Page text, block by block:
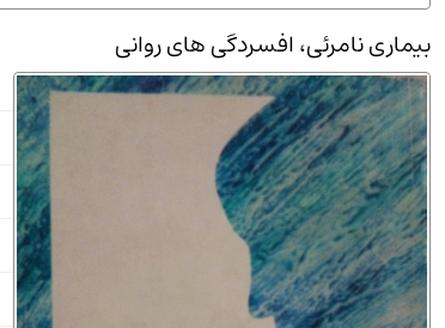
دانشگاه پیامـ نور
بیماری نامرئی، افسردگی های روانی